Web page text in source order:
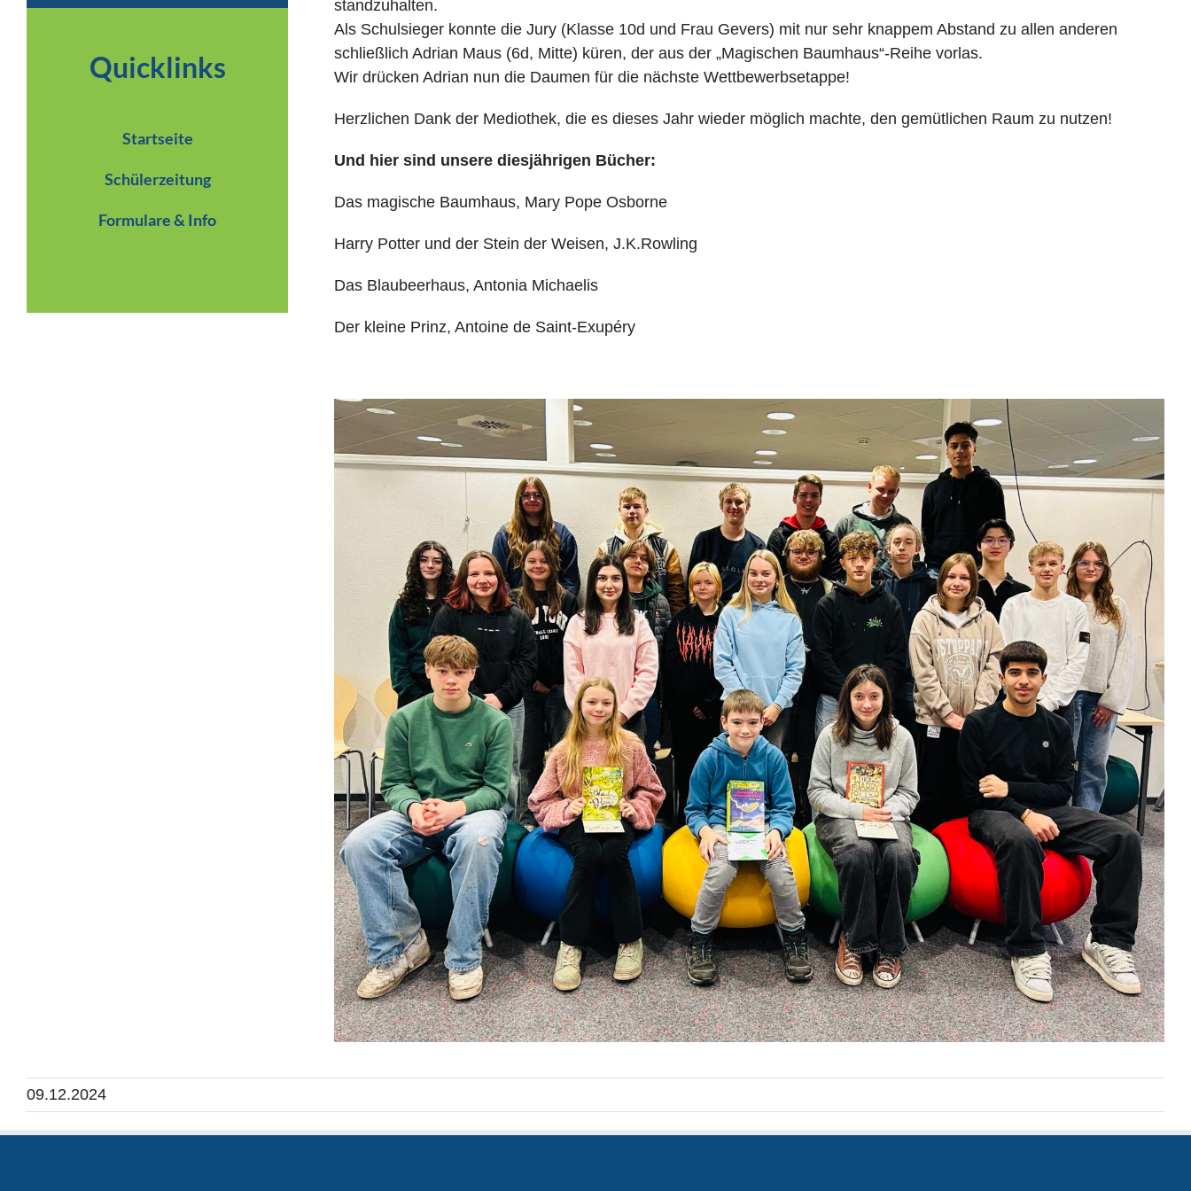
Quicklinks
Startseite
Schülerzeitung
Formulare & Info
standzuhalten.
Als Schulsieger konnte die Jury (Klasse 10d und Frau Gevers) mit nur sehr knappem Abstand zu allen anderen
schließlich Adrian Maus (6d, Mitte) küren, der aus der „Magischen Baumhaus“-Reihe vorlas.
Wir drücken Adrian nun die Daumen für die nächste Wettbewerbsetappe!
Herzlichen Dank der Mediothek, die es dieses Jahr wieder möglich machte, den gemütlichen Raum zu nutzen!
Und hier sind unsere diesjährigen Bücher:
Das magische Baumhaus, Mary Pope Osborne
Harry Potter und der Stein der Weisen, J.K.Rowling
Das Blaubeerhaus, Antonia Michaelis
Der kleine Prinz, Antoine de Saint-Exupéry
09.12.2024